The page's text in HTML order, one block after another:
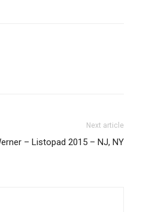
Next article
– Listopad 2015 – NJ, NY